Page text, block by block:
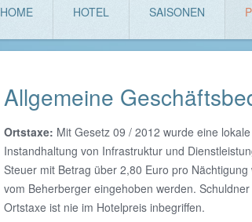
HOME HOTEL SAISONEN
Allgemeine
Ortstaxe: Mit Gesetz 09 / 2012 wurde eine
Instandhaltung von Infrastruktur und
Steuer mit Betrag über 2,80 Euro pro
vom Beherberger eingehoben werden.
Ortstaxe ist nie im Hotelpreis inbegriffen.